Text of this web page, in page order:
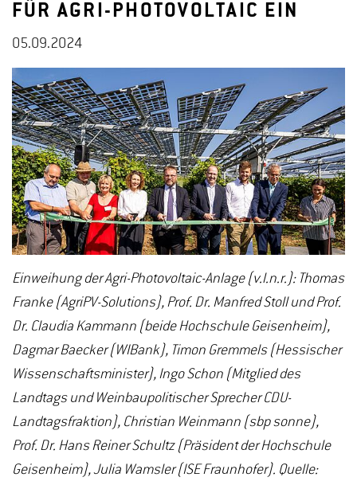
FÜR AGRI-PHOTOVOLTAIC EIN
05.09.2024
Einweihung der Agri-Photovoltaic-Anlage (v.l.n.r.): Thomas
Franke (AgriPV-Solutions), Prof. Dr. Manfred Stoll und Prof.
Dr. Claudia Kammann (beide Hochschule Geisenheim),
Dagmar Baecker (WIBank), Timon Gremmels (Hessischer
Wissenschaftsminister), Ingo Schon (Mitglied des
Landtags und Weinbaupolitischer Sprecher CDU-
Landtagsfraktion), Christian Weinmann (sbp sonne),
Prof. Dr. Hans Reiner Schultz (Präsident der Hochschule
Geisenheim), Julia Wamsler (ISE Fraunhofer). Quelle: